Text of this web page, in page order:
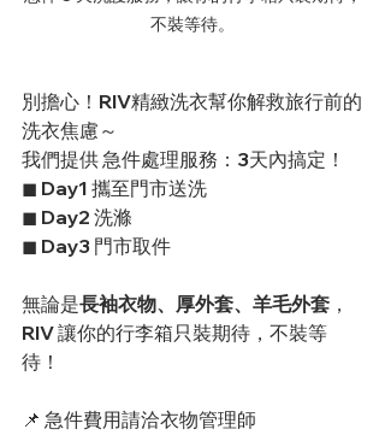
不裝等待。
別擔心！RIV精緻洗衣幫你解救旅行前的
洗衣焦慮～
我們提供 急件處理服務：3天內搞定！
◼ Day1 攜至門市送洗
◼ Day2 洗滌
◼ Day3 門市取件
無論是長袖衣物、厚外套、羊毛外套 ，
RIV 讓你的行李箱只裝期待，不裝等
待！
📌 急件費用請洽衣物管理師